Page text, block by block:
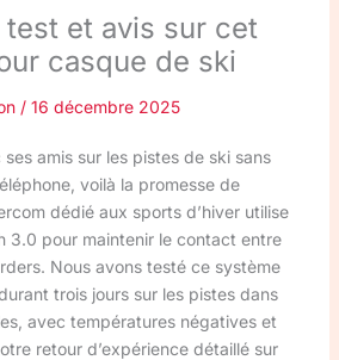
test et avis sur cet
casque de ski
/ 16 décembre 2025
amis sur les pistes de ski sans
voilà la promesse de
dédié aux sports d’hiver utilise
3.0 pour maintenir le contact entre
Nous avons testé ce système
trois jours sur les pistes dans
avec températures négatives et
retour d’expérience détaillé sur